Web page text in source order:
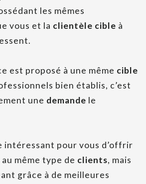
les mêmes
vous et la clientèle cible à
est proposé à une même cible
bien établis, c’est
une demande le
intéressant pour vous d’offrir
même type de clients, mais
grâce à de meilleures